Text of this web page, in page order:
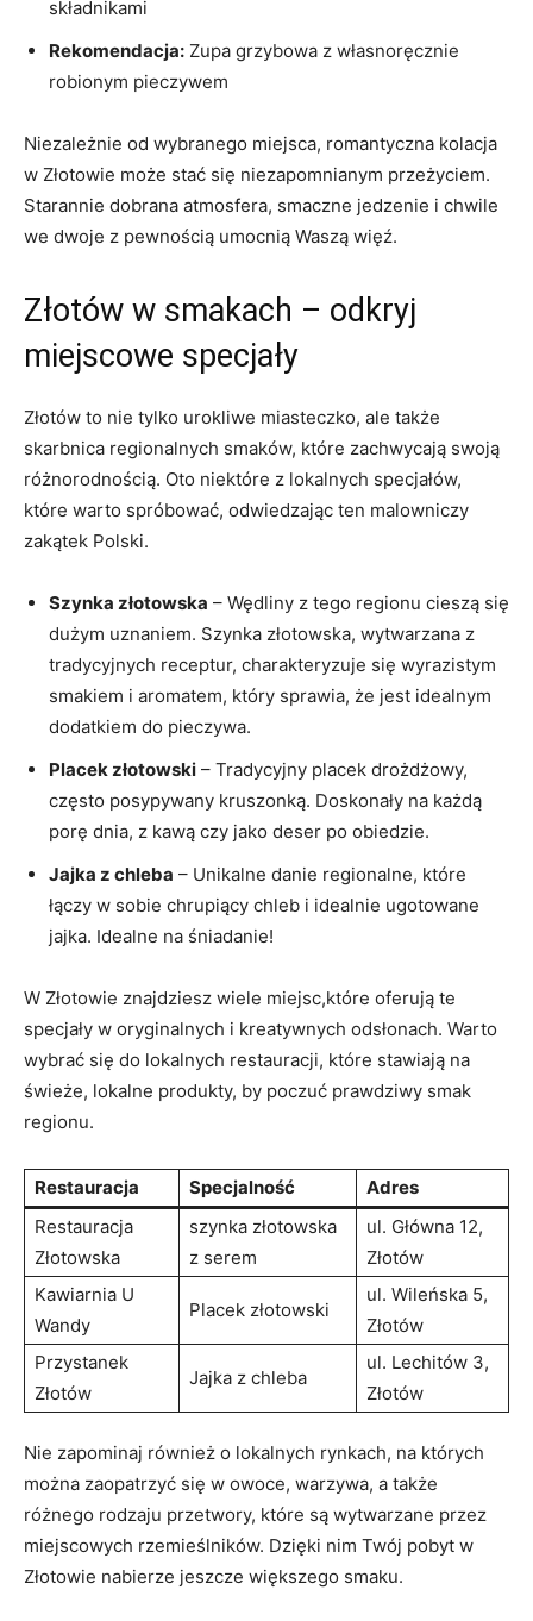
składnikami
Rekomendacja: Zupa grzybowa z własnoręcznie
robionym pieczywem
Niezależnie od wybranego miejsca, romantyczna kolacja
w Złotowie może stać się niezapomnianym przeżyciem.
Starannie dobrana atmosfera, smaczne jedzenie i chwile
we dwoje z pewnością umocnią Waszą więź.
Złotów w smakach – odkryj
miejscowe specjały
Złotów to nie tylko urokliwe miasteczko, ale także
skarbnica regionalnych smaków, które zachwycają swoją
różnorodnością. Oto niektóre z lokalnych specjałów,
które warto spróbować, odwiedzając ten malowniczy
zakątek Polski.
Szynka złotowska – Wędliny z tego regionu cieszą się
dużym uznaniem. Szynka złotowska, wytwarzana z
tradycyjnych receptur, charakteryzuje się wyrazistym
smakiem i aromatem, który sprawia, że jest idealnym
dodatkiem do pieczywa.
Placek złotowski – Tradycyjny placek drożdżowy,
często posypywany kruszonką. Doskonały na każdą
porę dnia, z kawą czy jako deser po obiedzie.
Jajka z chleba – Unikalne danie regionalne, które
łączy w sobie chrupiący chleb i idealnie ugotowane
jajka. Idealne na śniadanie!
W Złotowie znajdziesz wiele miejsc,które oferują te
specjały w oryginalnych i kreatywnych odsłonach. Warto
wybrać się do lokalnych restauracji, które stawiają na
świeże, lokalne produkty, by poczuć prawdziwy smak
regionu.
Restauracja Specjalność
Adres
Restauracja
Złotowska
szynka złotowska
z serem
ul. Główna 12,
Złotów
Kawiarnia U
Wandy
Placek złotowski
ul. Wileńska 5,
Złotów
Przystanek
Złotów
Jajka z chleba
ul. Lechitów 3,
Złotów
Nie zapominaj również o lokalnych rynkach, na których
można zaopatrzyć się w owoce, warzywa, a także
różnego rodzaju przetwory, które są wytwarzane przez
miejscowych rzemieślników. Dzięki nim Twój pobyt w
Złotowie nabierze jeszcze większego smaku.